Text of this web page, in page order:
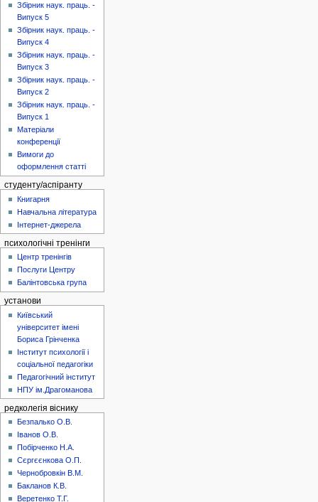
Збірник наук. праць. -
Випуск 5
Збірник наук. праць. -
Випуск 4
Збірник наук. праць. -
Випуск 3
Збірник наук. праць. -
Випуск 2
Збірник наук. праць. -
Випуск 1
Матеріали
конференції
Вимоги до
оформлення статті
студенту/аспіранту
Книгарня
Навчальна література
Інтернет-джерела
психологічні тренінги
Центр тренінгів
Послуги Центру
Балінтовська група
установи
Київський
університет імені
Бориса Грінченка
Інститут психології і
соціальної педагогіки
Педагогічний інститут
НПУ ім.Драгоманова
редколегія віснику
Безпалько О.В.
Іванов О.В.
Побірченко Н.А.
Сєргєєнкова О.П.
Чернобровкін В.М.
Бакланов К.В.
Веретенко Т.Г.